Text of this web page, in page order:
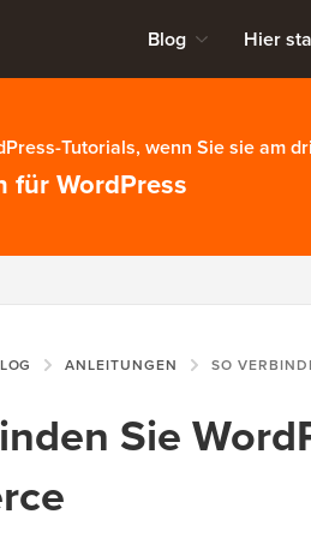
Blog Hier
Tutorials, wenn Sie sie am
für WordPress
ANLEITUNGEN SO VERBINDEN SIE WORDPRESS MIT PAYPAL
Sie